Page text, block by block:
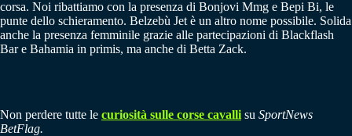
corsa. Noi ribattiamo con la presenza di Bonjovi Mmg e Bepi Bi, le
punte dello schieramento. Belzebù Jet è un altro nome possibile. Solida
anche la presenza femminile grazie alle partecipazioni di Blackflash
Bar e Bahamia in primis, ma anche di Betta Zack.
Non perdere tutte le curiosità sulle corse cavalli su SportNews
BetFlag.